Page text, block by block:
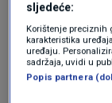
azijske
Hormuškom
velikih kriza,
energetska
sljedeće:
Korištenje preciznih
karakteristika
uređaju.
sadržaja, uvidi u
Popis partnera